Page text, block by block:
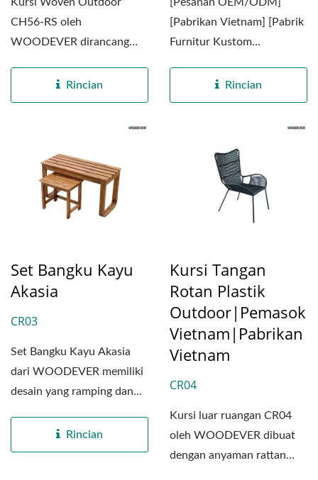
CH56-RS oleh
WOODEVER dirancang
Terbuat dari...Rincian
[Pabrikan Vietnam] [Pabrik
Furnitur Kustom
Furnitur...
Rincian
Set Bangku Kayu
Akasia
CR03
Set Bangku Kayu Akasia
dari WOODEVER memiliki
desain yang ramping dan
Rincian
Kursi Tangan
Rotan Plastik
Outdoor|Pemasok
Vietnam|Pabrikan
Vietnam
CR04
Kursi luar ruangan CR04
oleh WOODEVER dibuat
dengan anyaman rattan